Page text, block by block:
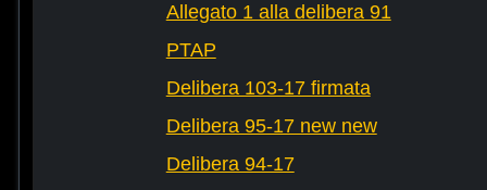
Allegato 1 alla delibera 91
PTAP
Delibera 103-17 firmata
Delibera 95-17 new new
Delibera 94-17